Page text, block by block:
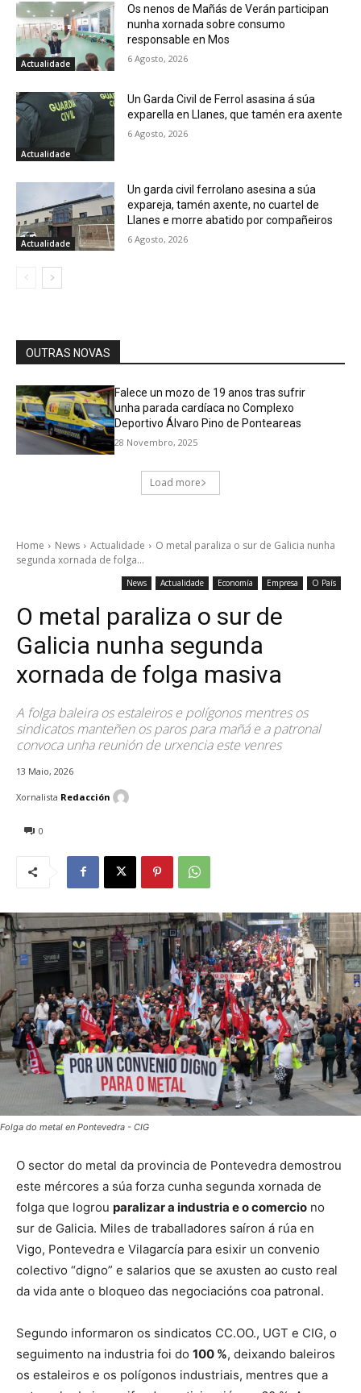
Actualidade
Os nenos de Mañás de Verán participan
nunha xornada sobre consumo
responsable en Mos
6 Agosto, 2026
Actualidade
Un Garda Civil de Ferrol asasina á súa
exparella en Llanes, que tamén era axente
6 Agosto, 2026
Actualidade
Un garda civil ferrolano asesina a súa
expareja, tamén axente, no cuartel de
Llanes e morre abatido por compañeiros
6 Agosto, 2026
OUTRAS NOVAS
Falece un mozo de 19 anos tras sufrir
unha parada cardíaca no Complexo
Deportivo Álvaro Pino de Ponteareas
28 Novembro, 2025
Load more